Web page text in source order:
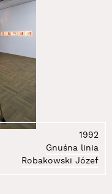
1992
Gnuśna linia
Robakowski Józef